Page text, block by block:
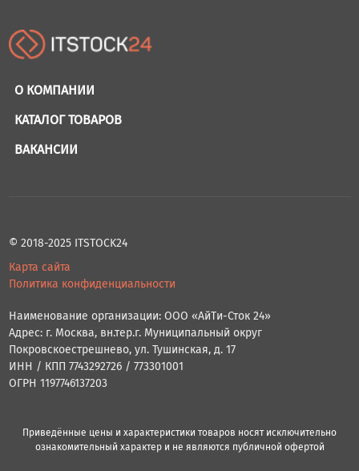
О КОМПАНИИ
КАТАЛОГ ТОВАРОВ
ВАКАНСИИ
© 2018-2025 ITSTOCK24
Карта сайта
Политика конфиденциальности
Наименование организации: ООО «АйТи-Сток 24»
Адрес: г. Москва, вн.тер.г. Муниципальный округ
Покровскоестрешнево, ул. Тушинская, д. 17
ИНН / КПП 7743292726 / 773301001
ОГРН 1197746137203
Приведённые цены и характеристики товаров носят исключительно
ознакомительный характер и не являются публичной офертой